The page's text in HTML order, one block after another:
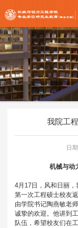
我院工
日
机械与动
4月17日，风和日丽，
第一次工程硕士校友
由学院书记陶燕敏老
诚挚的欢迎。他讲到
队伍，希望校友们在